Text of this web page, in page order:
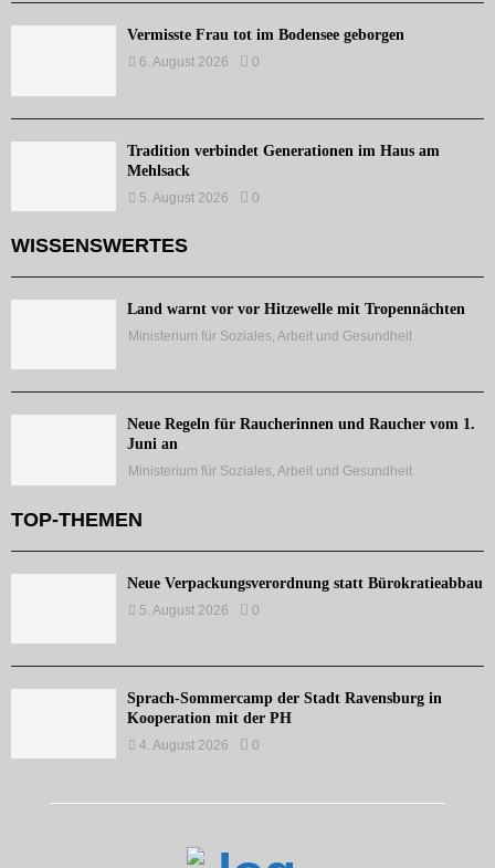
Vermisste Frau tot im Bodensee geborgen
6. August 2026 0
Tradition verbindet Generationen im Haus am
Mehlsack
5. August 2026 0
WISSENSWERTES
Land warnt vor vor Hitzewelle mit Tropennächten
Ministerium für Soziales, Arbeit und Gesundheit
Neue Regeln für Raucherinnen und Raucher vom 1.
Juni an
Ministerium für Soziales, Arbeit und Gesundheit
TOP-THEMEN
Neue Verpackungsverordnung statt Bürokratieabbau
5. August 2026 0
Sprach-Sommercamp der Stadt Ravensburg in
Kooperation mit der PH
4. August 2026 0